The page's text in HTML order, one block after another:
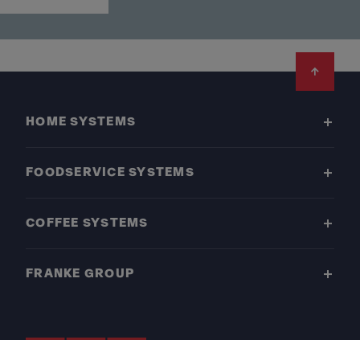
HOME SYSTEMS
FOODSERVICE SYSTEMS
COFFEE SYSTEMS
FRANKE GROUP